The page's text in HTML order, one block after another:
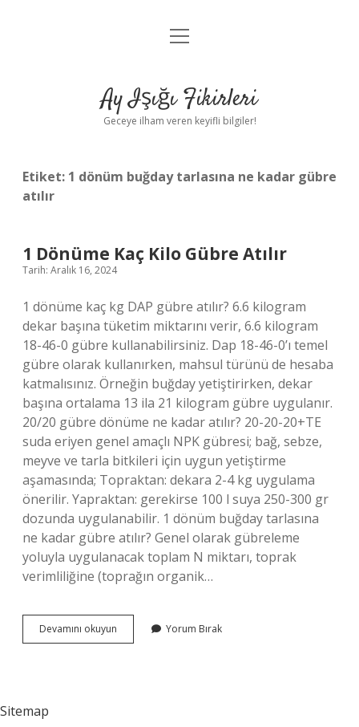
Anasayfa
Yasal Uyarı
menüyü
Ay Işığı Fikirleri
Geceye ilham veren keyifli bilgiler!
Etiket: 1 dönüm buğday tarlasına ne kadar gübre
atılır
1 Dönüme Kaç Kilo Gübre Atılır
Tarih: Aralık 16, 2024
1 dönüme kaç kg DAP gübre atılır? 6.6 kilogram
dekar başına tüketim miktarını verir, 6.6 kilogram
18-46-0 gübre kullanabilirsiniz. Dap 18-46-0’ı temel
gübre olarak kullanırken, mahsul türünü de hesaba
katmalısınız. Örneğin buğday yetiştirirken, dekar
başına ortalama 13 ila 21 kilogram gübre uygulanır.
20/20 gübre dönüme ne kadar atılır? 20-20-20+TE
suda eriyen genel amaçlı NPK gübresi; bağ, sebze,
meyve ve tarla bitkileri için uygun yetiştirme
aşamasında; Topraktan: dekara 2-4 kg uygulama
önerilir. Yapraktan: gerekirse 100 l suya 250-300 gr
dozunda uygulanabilir. 1 dönüm buğday tarlasına
ne kadar gübre atılır? Genel olarak gübreleme
yoluyla uygulanacak toplam N miktarı, toprak
verimliliğine (toprağın organik…
Devamını okuyun
Dönüme
Yorum Bırak
Sitemap